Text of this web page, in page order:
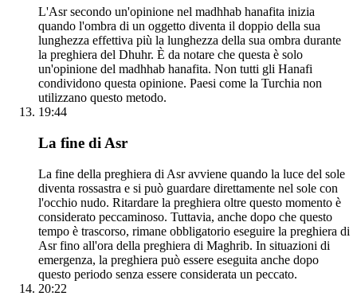
L'Asr secondo un'opinione nel madhhab hanafita inizia
quando l'ombra di un oggetto diventa il doppio della sua
lunghezza effettiva più la lunghezza della sua ombra durante
la preghiera del Dhuhr. È da notare che questa è solo
un'opinione del madhhab hanafita. Non tutti gli Hanafi
condividono questa opinione. Paesi come la Turchia non
utilizzano questo metodo.
19:44
La fine di Asr
La fine della preghiera di Asr avviene quando la luce del sole
diventa rossastra e si può guardare direttamente nel sole con
l'occhio nudo. Ritardare la preghiera oltre questo momento è
considerato peccaminoso. Tuttavia, anche dopo che questo
tempo è trascorso, rimane obbligatorio eseguire la preghiera di
Asr fino all'ora della preghiera di Maghrib. In situazioni di
emergenza, la preghiera può essere eseguita anche dopo
questo periodo senza essere considerata un peccato.
20:22